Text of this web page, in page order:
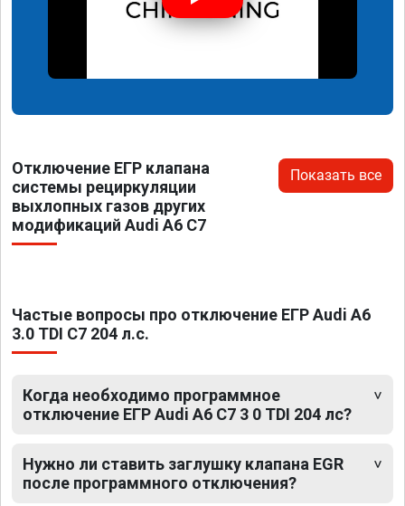
Отключение ЕГР клапана
системы рециркуляции
выхлопных газов других
модификаций Audi A6 C7
Показать все
Частые вопросы про отключение ЕГР Audi A6
3.0 TDI C7 204 л.с.
Когда необходимо программное
отключение ЕГР Audi A6 C7 3 0 TDI 204 лс?
Нужно ли ставить заглушку клапана EGR
после программного отключения?